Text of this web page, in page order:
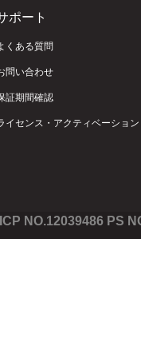
ポート
くある質問
問い合わせ
証期間確認
イセンス・アクティベーション
NO.12039486 PS